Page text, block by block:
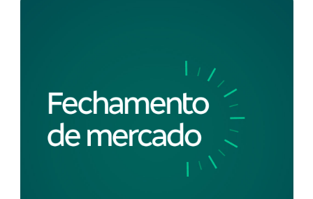
monetário nos EUA não deve acontecer na reunião de
números de gigantes de tecnologia e petrolíferas que
levaram os índices S&P500 e Dow Jones para as
máximas históricas. Por aqui, o bom humor em Wall
Street não foi suficiente para direcionar o Ibovespa,
tampouco a leitura da produção industrial de
dezembro.